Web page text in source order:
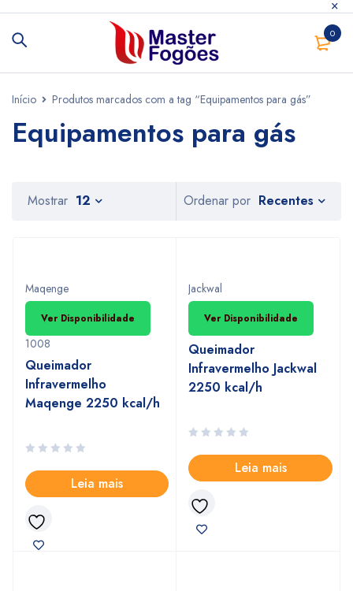
0
Início Produtos marcados com a tag “Equipamentos para gás”
Equipamentos para gás
Ordenar por Recentes
Mostrar 12
Maqenge
Ver Disponibilidade
1008
Queimador
Infravermelho
Maqenge 2250 kcal/h
Leia mais
Jackwal
Ver Disponibilidade
Queimador
Infravermelho Jackwal
2250 kcal/h
Leia mais